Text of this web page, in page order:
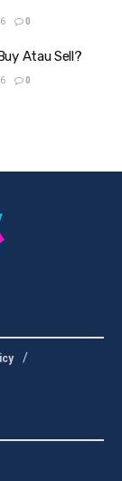
0
Atau Sell?
0